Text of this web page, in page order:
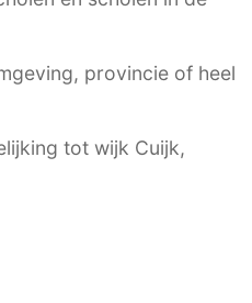
provincie of heel
tot wijk Cuijk,